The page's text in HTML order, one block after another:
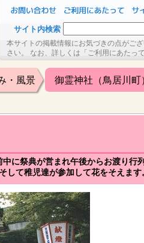
サイト内検索
本サイトの掲載情報にお気づきの点がご
さい。 なお、詳しくは「ご利用にあたっ
・風景 御霊神社（鳥居川町
に祭典が営まれ午後からお渡り行
て稚児達が参加して花をそえます